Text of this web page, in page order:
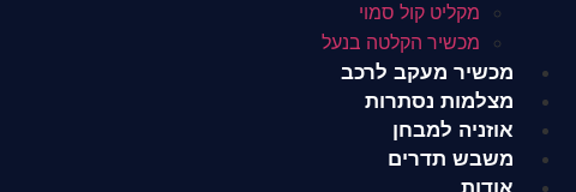
מקליט קול סמוי
מכשיר הקלטה בנעל
מכשיר מעקב לרכב
מצלמות נסתרות
אוזניה למבחן
משבש תדרים